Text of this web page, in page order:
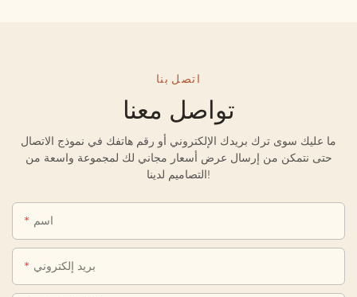
اتصل بنا
تواصل معنا
ما عليك سوى ترك بريدك الإلكتروني أو رقم هاتفك في نموذج الاتصال
حتى نتمكن من إرسال عرض أسعار مجاني لك لمجموعة واسعة من
التصاميم لدينا!
اسم
بريد إلكتروني